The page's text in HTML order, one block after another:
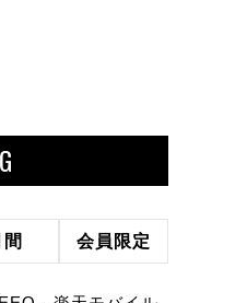
間 会員限定